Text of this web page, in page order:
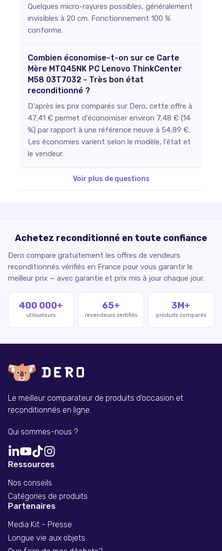
Quelques micro-rayures possibles, généralement
invisibles à 20 cm. Fonctionnement 100 %
conforme.
Combien économise-t-on sur ce Carte
Mère MTQ45NK PC Lenovo ThinkCenter
M58 03T7032 - Très bon état
reconditionné ?
D'après les prix comparés sur Dero, cette offre à
47,41 € permet d'économiser environ 7,48 € (14
%) par rapport à une référence neuve à 54,89 €.
Les économies varient selon le modèle, l'état et
le vendeur.
Voir plus de questions
Achetez reconditionné en toute confiance
Dero compare gratuitement les offres de vendeurs
reconditionnés vérifiés en France pour vous garantir le
meilleur prix — avec garantie et prix mis à jour chaque jour.
400 000+
utilisateurs
65+
revendeurs certifiés
3M+
produits comparés
Le meilleur comparateur de produits d'occasion et
reconditionnés en ligne.
Qui sommes-nous ?
Ressources
Nos conseils
Catégories de produits
Partenaires
Media Kit - Presse
Longue vie aux objets